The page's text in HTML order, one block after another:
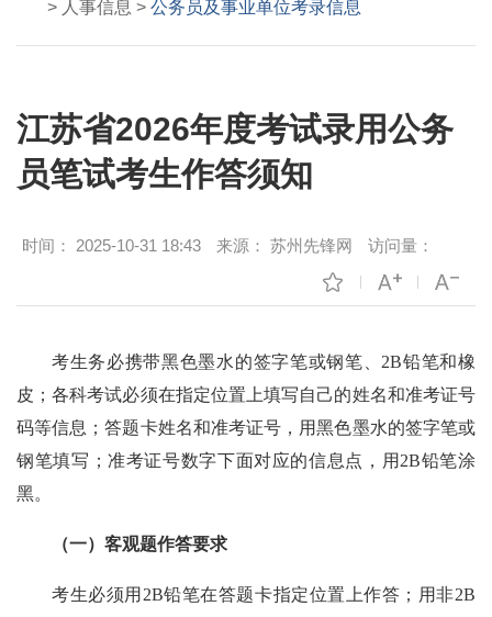
> 人事信息 > 公务员及事业单位考录信息
江苏省2026年度考试录用公务
员笔试考生作答须知
时间： 2025-10-31 18:43 来源： 苏州先锋网 访问量：
考生务必携带黑色墨水的签字笔或钢笔、2B铅笔和橡
皮；各科考试必须在指定位置上填写自己的姓名和准考证号
码等信息；答题卡姓名和准考证号，用黑色墨水的签字笔或
钢笔填写；准考证号数字下面对应的信息点，用2B铅笔涂
黑。
（一）客观题作答要求
考生必须用2B铅笔在答题卡指定位置上作答；用非2B